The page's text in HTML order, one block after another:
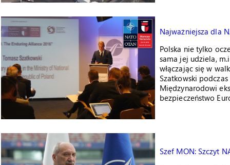
Najważniejsza dla
Polska nie tylko
sama jej udziela,
włączając się w
Szatkowski
Międzynarodowi
bezpieczeństwo
Szef MON: Szczyt